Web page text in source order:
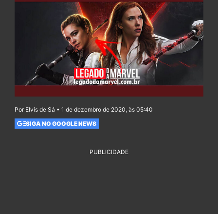
Por Elvis de Sá • 1 de dezembro de 2020, às 05:40
SIGA NO GOOGLE NEWS
PUBLICIDADE